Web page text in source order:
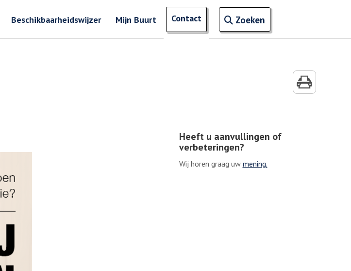
Beschikbaarheidswijzer Mijn Buurt Contact ZoekenOpen zoekveld
Zoeken naar ingevoerde termen
Heeft u aanvullingen of
verbeteringen?
Wij horen graag uw mening.